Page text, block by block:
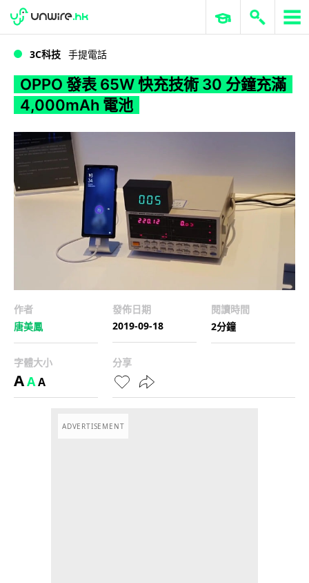
WWDC 2026 ERP 與商業 AI
3C科技 手提電話
OPPO 發表 65W 快充技術 30 分鐘充滿
4,000mAh 電池
作者
唐美鳳
發佈日期
2019-09-18
閱讀時間
2分鐘
字體大小
AAA
分享
ADVERTISEMENT